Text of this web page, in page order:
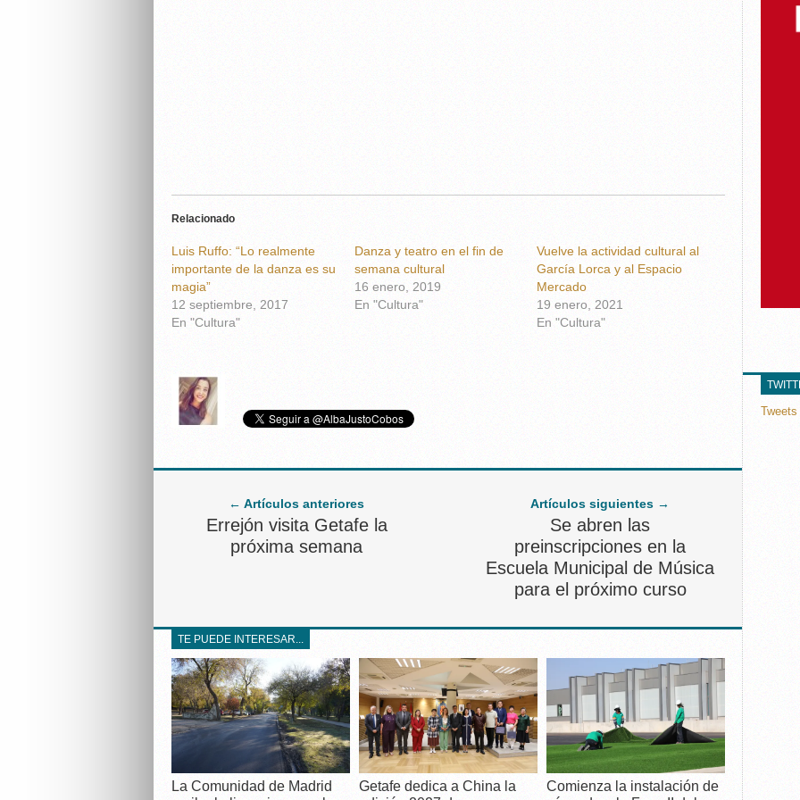
Relacionado
Luis Ruffo: “Lo realmente
importante de la danza es su
magia”
12 septiembre, 2017
En "Cultura"
Danza y teatro en el fin de
semana cultural
16 enero, 2019
En "Cultura"
Vuelve la actividad cultural al
García Lorca y al Espacio
Mercado
19 enero, 2021
En "Cultura"
← Artículos anteriores
Errejón visita Getafe la
próxima semana
Artículos siguientes →
Se abren las
preinscripciones en la
Escuela Municipal de Música
para el próximo curso
TE PUEDE INTERESAR...
La Comunidad de Madrid
Getafe dedica a China la
Comienza la instalación de